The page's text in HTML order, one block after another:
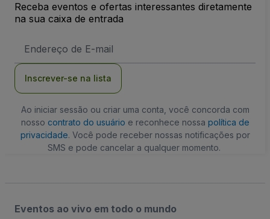
Receba eventos e ofertas interessantes diretamente
na sua caixa de entrada
de
Inscrever-se na lista
Ao iniciar sessão ou criar uma conta, você concorda com
nosso contrato do usuário e reconhece nossa política de
privacidade. Você pode receber nossas notificações por
SMS e pode cancelar a qualquer momento.
Eventos ao vivo em todo o mundo